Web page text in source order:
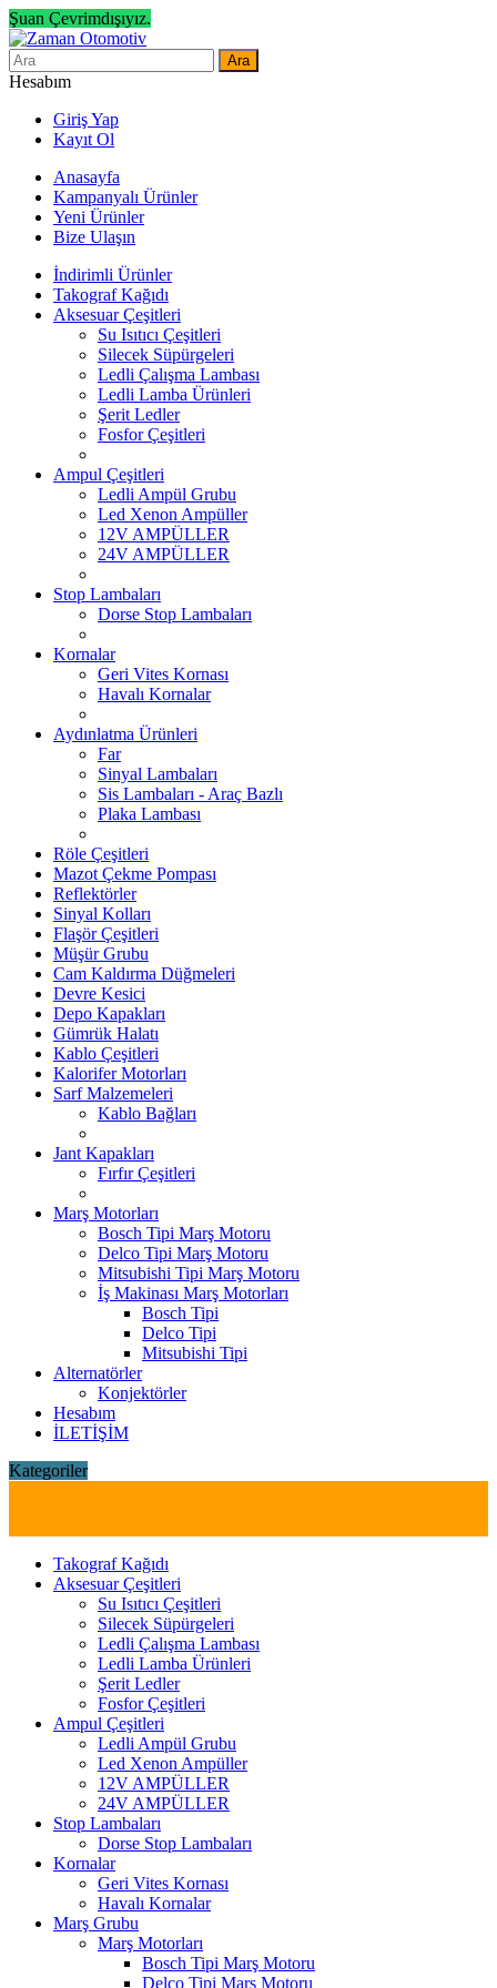
Şuan Çevrimdışıyız.
Ara
Hesabım
Giriş Yap
Kayıt Ol
Anasayfa
Kampanyalı Ürünler
Yeni Ürünler
Bize Ulaşın
İndirimli Ürünler
Takograf Kağıdı
Aksesuar Çeşitleri
Su Isıtıcı Çeşitleri
Silecek Süpürgeleri
Ledli Çalışma Lambası
Ledli Lamba Ürünleri
Şerit Ledler
Fosfor Çeşitleri
Ampul Çeşitleri
Ledli Ampül Grubu
Led Xenon Ampüller
12V AMPÜLLER
24V AMPÜLLER
Stop Lambaları
Dorse Stop Lambaları
Kornalar
Geri Vites Kornası
Havalı Kornalar
Aydınlatma Ürünleri
Far
Sinyal Lambaları
Sis Lambaları - Araç Bazlı
Plaka Lambası
Röle Çeşitleri
Mazot Çekme Pompası
Reflektörler
Sinyal Kolları
Flaşör Çeşitleri
Müşür Grubu
Cam Kaldırma Düğmeleri
Devre Kesici
Depo Kapakları
Gümrük Halatı
Kablo Çeşitleri
Kalorifer Motorları
Sarf Malzemeleri
Kablo Bağları
Jant Kapakları
Fırfır Çeşitleri
Marş Motorları
Bosch Tipi Marş Motoru
Delco Tipi Marş Motoru
Mitsubishi Tipi Marş Motoru
İş Makinası Marş Motorları
Bosch Tipi
Delco Tipi
Mitsubishi Tipi
Alternatörler
Konjektörler
Hesabım
İLETİŞİM
Kategoriler
Takograf Kağıdı
Aksesuar Çeşitleri
Su Isıtıcı Çeşitleri
Silecek Süpürgeleri
Ledli Çalışma Lambası
Ledli Lamba Ürünleri
Şerit Ledler
Fosfor Çeşitleri
Ampul Çeşitleri
Ledli Ampül Grubu
Led Xenon Ampüller
12V AMPÜLLER
24V AMPÜLLER
Stop Lambaları
Dorse Stop Lambaları
Kornalar
Geri Vites Kornası
Havalı Kornalar
Marş Grubu
Marş Motorları
Bosch Tipi Marş Motoru
Delco Tipi Marş Motoru